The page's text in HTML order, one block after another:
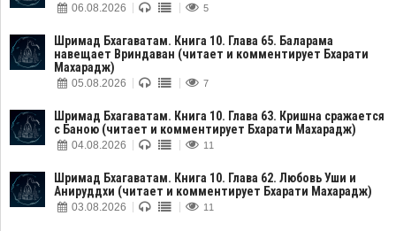
06.08.2026 5
Шримад Бхагаватам. Книга 10. Глава 65. Баларама
навещает Вриндаван (читает и комментирует Бхарати
Махарадж)
05.08.2026 7
Шримад Бхагаватам. Книга 10. Глава 63. Кришна сражается
с Баною (читает и комментирует Бхарати Махарадж)
04.08.2026 11
Шримад Бхагаватам. Книга 10. Глава 62. Любовь Уши и
Анируддхи (читает и комментирует Бхарати Махарадж)
03.08.2026 11